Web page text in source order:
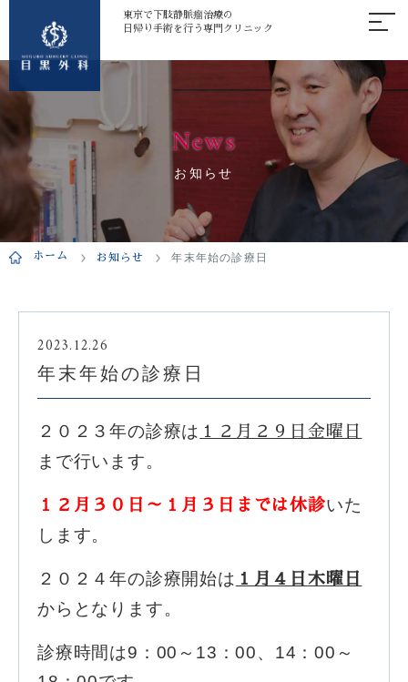
東京で下肢静脈瘤治療の
日帰り手術を行う専門クリニック
News
お知らせ
ホーム お知らせ 年末年始の診療日
2023.12.26
年末年始の診療日
２０２３年の診療は１２月２９日金曜日
まで行います。
１２月３０日～１月３日までは休診いた
します。
２０２４年の診療開始は１月４日木曜日
からとなります。
診療時間は9：00～13：00、14：00～